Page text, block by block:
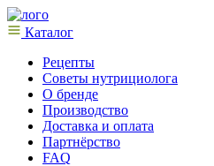
Каталог
Рецепты
Советы нутрициолога
О бренде
Производство
Доставка и оплата
Партнёрство
FAQ